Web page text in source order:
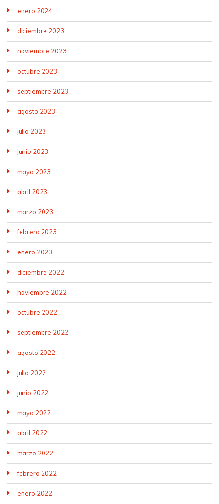
enero 2024
diciembre 2023
noviembre 2023
octubre 2023
septiembre 2023
agosto 2023
julio 2023
junio 2023
mayo 2023
abril 2023
marzo 2023
febrero 2023
enero 2023
diciembre 2022
noviembre 2022
octubre 2022
septiembre 2022
agosto 2022
julio 2022
junio 2022
mayo 2022
abril 2022
marzo 2022
febrero 2022
enero 2022